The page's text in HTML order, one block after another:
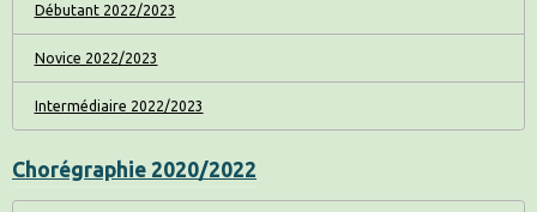
Débutant 2022/2023
Novice 2022/2023
Intermédiaire 2022/2023
Chorégraphie 2020/2022